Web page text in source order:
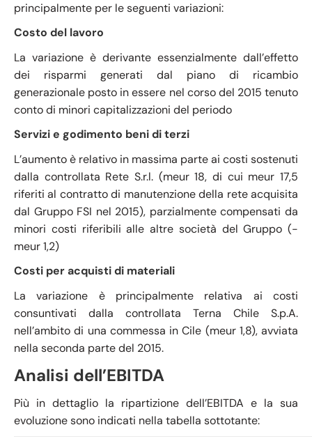
principalmente per le seguenti variazioni:
Costo del lavoro
La variazione è derivante essenzialmente dall’effetto
dei risparmi generati dal piano di ricambio
generazionale posto in essere nel corso del 2015 tenuto
conto di minori capitalizzazioni del periodo
Servizi e godimento beni di terzi
L’aumento è relativo in massima parte ai costi sostenuti
dalla controllata Rete S.r.l. (meur 18, di cui meur 17,5
riferiti al contratto di manutenzione della rete acquisita
dal Gruppo FSI nel 2015), parzialmente compensati da
minori costi riferibili alle altre società del Gruppo (-
meur 1,2)
Costi per acquisti di materiali
La variazione è principalmente relativa ai costi
consuntivati dalla controllata Terna Chile S.p.A.
nell’ambito di una commessa in Cile (meur 1,8), avviata
nella seconda parte del 2015.
Analisi dell’EBITDA
Più in dettaglio la ripartizione dell’EBITDA e la sua
evoluzione sono indicati nella tabella sottotante: